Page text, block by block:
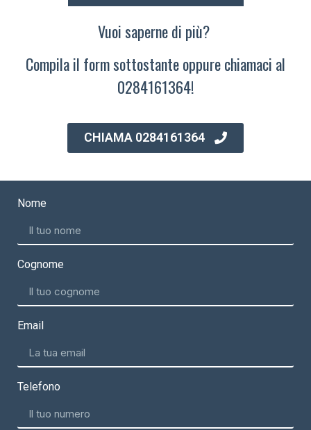
Vuoi saperne di più?
Compila il form sottostante oppure chiamaci al
0284161364!
CHIAMA 0284161364
Nome
Cognome
Email
Telefono